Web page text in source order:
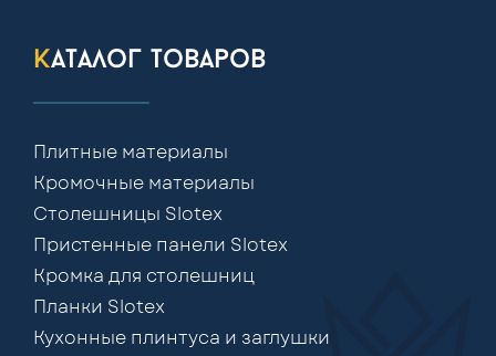
каталог товаров
Плитные материалы
Кромочные материалы
Столешницы Slotex
Пристенные панели Slotex
Кромка для столешниц
Планки Slotex
Кухонные плинтуса и заглушки